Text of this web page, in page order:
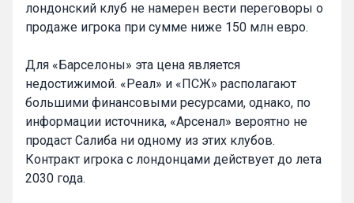
лондонский клуб не намерен вести переговоры о
продаже игрока при сумме ниже 150 млн евро.
Для «Барселоны» эта цена является
недостижимой. «Реал» и «ПСЖ» располагают
большими финансовыми ресурсами, однако, по
информации источника, «Арсенал» вероятно не
продаст Салиба ни одному из этих клубов.
Контракт игрока с лондонцами действует до лета
2030 года.